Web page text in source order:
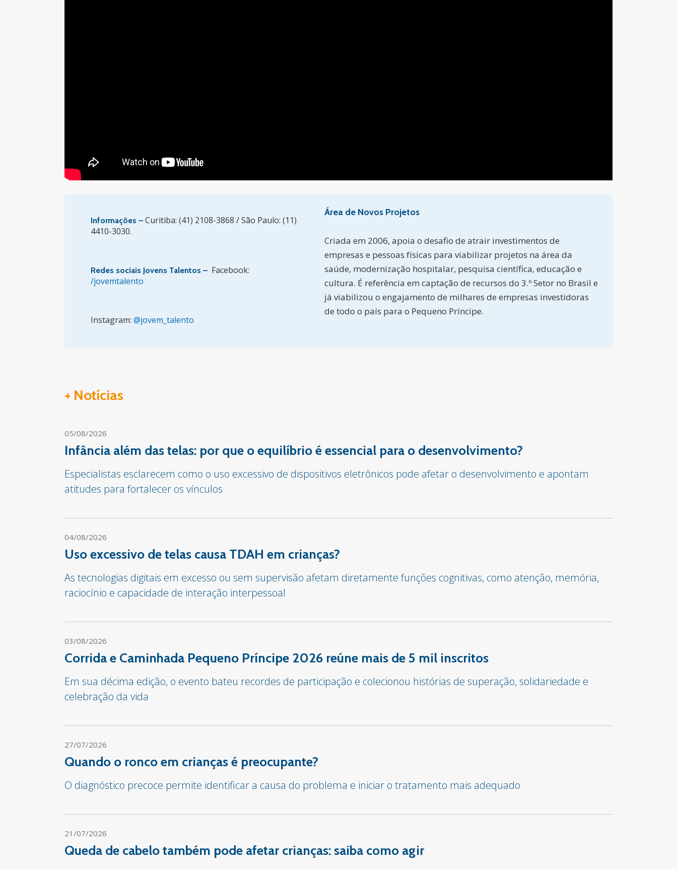
Informações – Curitiba: (41) 2108-3868 / São Paulo: (11)
4410-3030.
Redes sociais Jovens Talentos – Facebook:
/jovemtalento
Instagram: @jovem_talento
Área de Novos Projetos
Criada em 2006, apoia o desafio de atrair investimentos de
empresas e pessoas físicas para viabilizar projetos na área da
saúde, modernização hospitalar, pesquisa científica, educação e
cultura. É referência em captação de recursos do 3.º Setor no Brasil e
já viabilizou o engajamento de milhares de empresas investidoras
de todo o país para o Pequeno Príncipe.
+ Notícias
05/08/2026
Infância além das telas: por que o equilíbrio é essencial para o desenvolvimento?
Especialistas esclarecem como o uso excessivo de dispositivos eletrônicos pode afetar o desenvolvimento e apontam
atitudes para fortalecer os vínculos
04/08/2026
Uso excessivo de telas causa TDAH em crianças?
As tecnologias digitais em excesso ou sem supervisão afetam diretamente funções cognitivas, como atenção, memória,
raciocínio e capacidade de interação interpessoal
03/08/2026
Corrida e Caminhada Pequeno Príncipe 2026 reúne mais de 5 mil inscritos
Em sua décima edição, o evento bateu recordes de participação e colecionou histórias de superação, solidariedade e
celebração da vida
27/07/2026
Quando o ronco em crianças é preocupante?
O diagnóstico precoce permite identificar a causa do problema e iniciar o tratamento mais adequado
21/07/2026
Queda de cabelo também pode afetar crianças: saiba como agir